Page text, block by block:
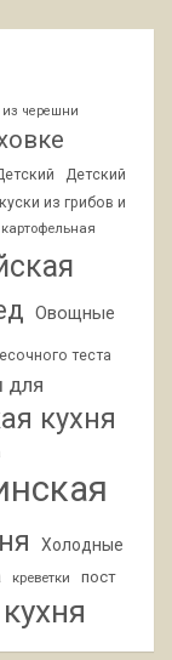
из черешни
Детский
из грибов и
Овощные
теста
для
кухня
Холодные
креветки пост